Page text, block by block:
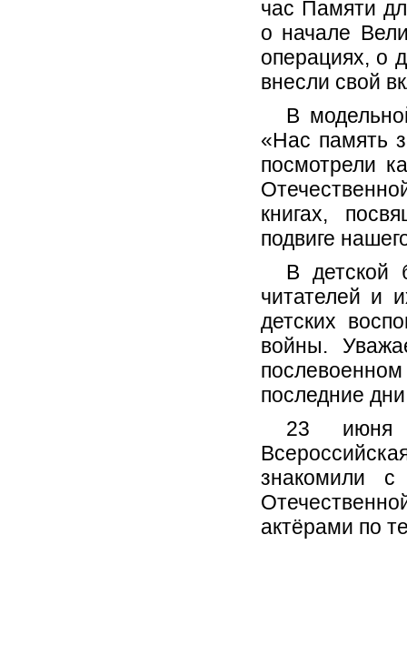
час Памяти
о начале
операциях, о
внесли свой
В
«Нас память
посмотрели
книгах,
подвиге
В детской
читателей и
детских
войны.
последние
23 июня
знакомили с
актёрами по